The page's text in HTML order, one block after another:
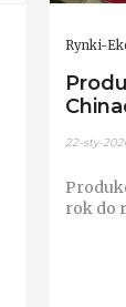
Rynki-
22-sty-
rok do